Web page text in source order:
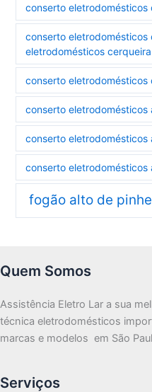
conserto eletrodomésticos
conserto eletrodomésticos
eletrodomésticos
conserto eletrodomésticos
conserto eletrodomésticos
conserto eletrodomésticos
conserto eletrodomésticos
fogão alto de
Quem Somos
Assistência Eletro Lar a sua
técnica eletrodomésticos
marcas e modelos em São
Serviços